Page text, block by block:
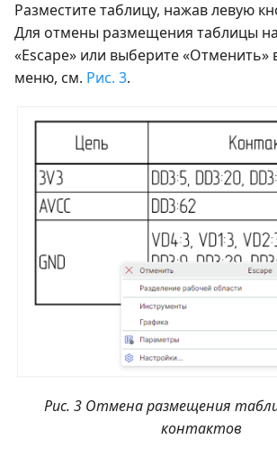
Разместите таблицу, нажав левую
Для отмены размещения таблицы
«Escape» или выберите «Отменить»
меню, см. Рис. 3.
Рис. 3 Отмена размещения
контактов